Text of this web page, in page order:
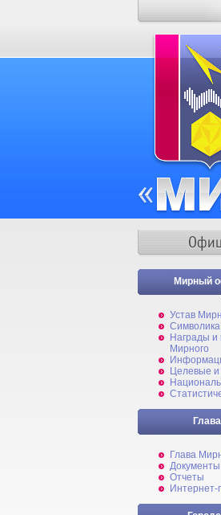
Мирный
Устав
Награды
Мирного
Целевые
Глава
Документы
Отчеты